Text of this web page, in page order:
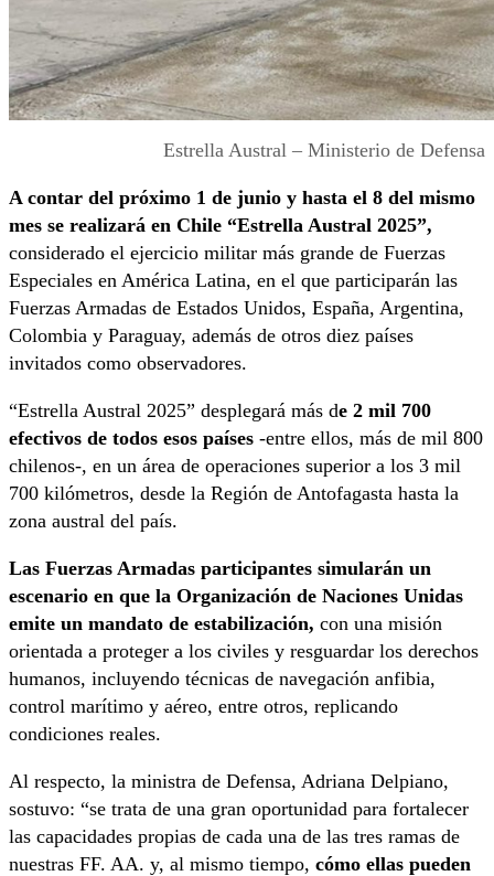
Estrella Austral – Ministerio de Defensa
A contar del próximo 1 de junio y hasta el 8 del mismo
mes se realizará en Chile “Estrella Austral 2025”,
considerado el ejercicio militar más grande de Fuerzas
Especiales en América Latina, en el que participarán las
Fuerzas Armadas de Estados Unidos, España, Argentina,
Colombia y Paraguay, además de otros diez países
invitados como observadores.
“Estrella Austral 2025” desplegará más de 2 mil 700
efectivos de todos esos países -entre ellos, más de mil 800
chilenos-, en un área de operaciones superior a los 3 mil
700 kilómetros, desde la Región de Antofagasta hasta la
zona austral del país.
Las Fuerzas Armadas participantes simularán un
escenario en que la Organización de Naciones Unidas
emite un mandato de estabilización, con una misión
orientada a proteger a los civiles y resguardar los derechos
humanos, incluyendo técnicas de navegación anfibia,
control marítimo y aéreo, entre otros, replicando
condiciones reales.
Al respecto, la ministra de Defensa, Adriana Delpiano,
sostuvo: “se trata de una gran oportunidad para fortalecer
las capacidades propias de cada una de las tres ramas de
nuestras FF. AA. y, al mismo tiempo, cómo ellas pueden